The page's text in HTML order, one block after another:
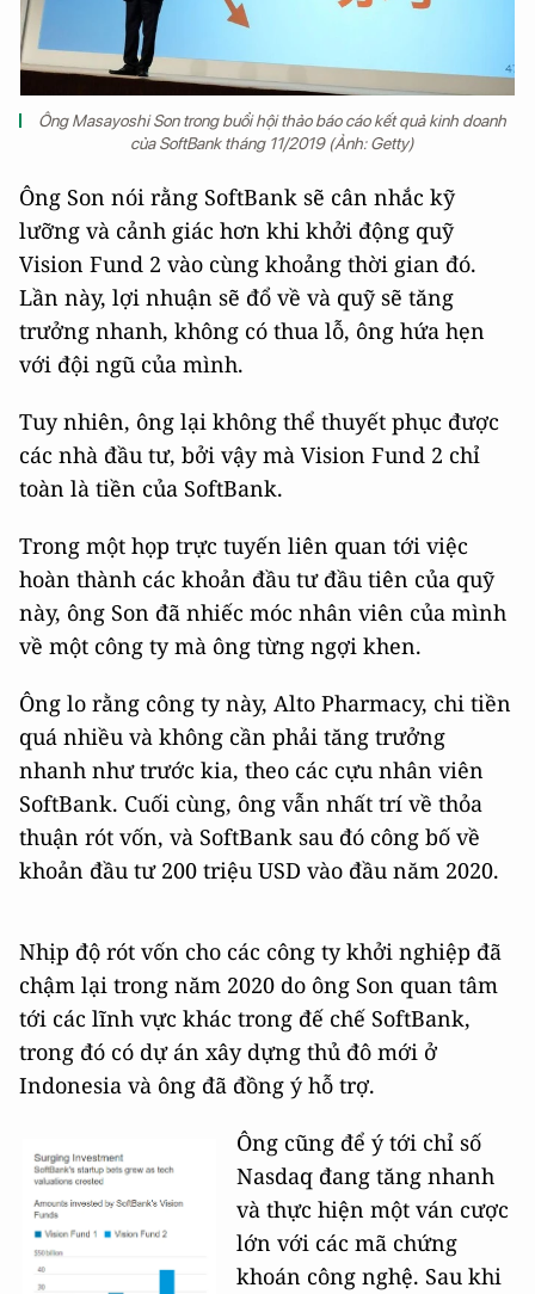
Ông Masayoshi Son trong buổi hội thảo báo cáo kết quả kinh doanh
của SoftBank tháng 11/2019 (Ảnh: Getty)
Ông Son nói rằng SoftBank sẽ cân nhắc kỹ
lưỡng và cảnh giác hơn khi khởi động quỹ
Vision Fund 2 vào cùng khoảng thời gian đó.
Lần này, lợi nhuận sẽ đổ về và quỹ sẽ tăng
trưởng nhanh, không có thua lỗ, ông hứa hẹn
với đội ngũ của mình.
Tuy nhiên, ông lại không thể thuyết phục được
các nhà đầu tư, bởi vậy mà Vision Fund 2 chỉ
toàn là tiền của SoftBank.
Trong một họp trực tuyến liên quan tới việc
hoàn thành các khoản đầu tư đầu tiên của quỹ
này, ông Son đã nhiếc móc nhân viên của mình
về một công ty mà ông từng ngợi khen.
Ông lo rằng công ty này, Alto Pharmacy, chi tiền
quá nhiều và không cần phải tăng trưởng
nhanh như trước kia, theo các cựu nhân viên
SoftBank. Cuối cùng, ông vẫn nhất trí về thỏa
thuận rót vốn, và SoftBank sau đó công bố về
khoản đầu tư 200 triệu USD vào đầu năm 2020.
Nhịp độ rót vốn cho các công ty khởi nghiệp đã
chậm lại trong năm 2020 do ông Son quan tâm
tới các lĩnh vực khác trong đế chế SoftBank,
trong đó có dự án xây dựng thủ đô mới ở
Indonesia và ông đã đồng ý hỗ trợ.
Ông cũng để ý tới chỉ số
Nasdaq đang tăng nhanh
và thực hiện một ván cược
lớn với các mã chứng
khoán công nghệ. Sau khi